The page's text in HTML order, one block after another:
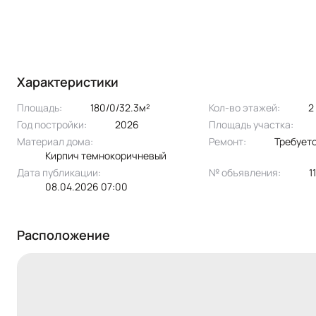
Характеристики
Площадь: 180/0/32.3м² Кол-во этажей:
2
Год постройки:
2026 Площадь участка:
Материал дома:
кирпич темнокоричневый
Ремонт:
Дата публикации:
08.04.2026 07:00
№ объявления:
Расположение